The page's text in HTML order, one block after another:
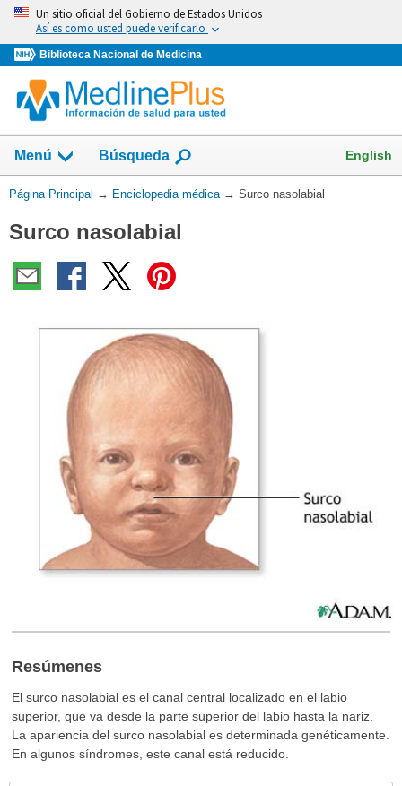
Omita
vaya
al
Contenido
Un sitio oficial del Gobierno de Estados Unidos
Así es como usted puede verificarlo
Biblioteca Nacional de Medicina
Menú Búsqueda English
Usted
aquí:
Página Principal → Enciclopedia médica → Surco nasolabial
Surco nasolabial
Resúmenes
El surco nasolabial es el canal central localizado en el labio
superior, que va desde la parte superior del labio hasta la nariz.
La apariencia del surco nasolabial es determinada genéticamente.
En algunos síndromes, este canal está reducido.